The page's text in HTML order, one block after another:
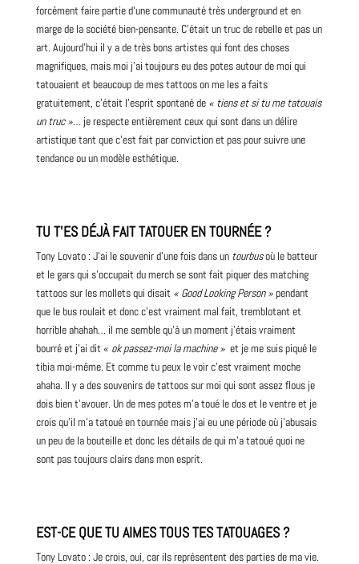
forcément faire partie d’une communauté trèsundergroundet en
marge de la société bien-pensante. C’était un truc de rebelle et pas un
art. Aujourd’hui il y a de très bons artistes qui font des choses
magnifiques, mais moi j’ai toujours eu des potes autour de moi qui
tatouaient et beaucoup de mes tattoos on me les a faits
gratuitement, c’était l’esprit spontané de « tiens et si tu me tatouais
un truc »… je respecte entièrement ceux qui sont dans un délire
artistique tant que c’est fait par conviction et pas pour suivre une
tendance ou un modèle esthétique.
TU T’ES DÉJÀ FAIT TATOUER EN TOURNÉE ?
Tony Lovato : J’ai le souvenir d’une fois dans un tourbusoù le batteur
et le gars qui s’occupait du merch se sont fait piquer des matching
tattoos sur les mollets qui disait « Good Looking Person »pendant
que le bus roulait et donc c’est vraiment mal fait, tremblotant et
horrible ahahah… il me semble qu’à un moment j’étais vraiment
bourré et j’ai dit « ok passez-moi la machine » et je me suis piqué le
tibia moi-même. Et comme tu peux le voir c’est vraiment moche
ahaha. Il y a des souvenirs de tattoos sur moi qui sont assez flous je
dois bien t’avouer. Un de mes potes m’a toué le dos et le ventre et je
crois qu’il m’a tatoué en tournée mais j’ai eu une période où j’abusais
un peu de la bouteille et donc les détails de qui m’a tatoué quoi ne
sont pas toujours clairs dans mon esprit.
EST-CE QUE TU AIMES TOUS TES TATOUAGES ?
Tony Lovato : Je crois, oui, car ils représentent des parties de ma vie.